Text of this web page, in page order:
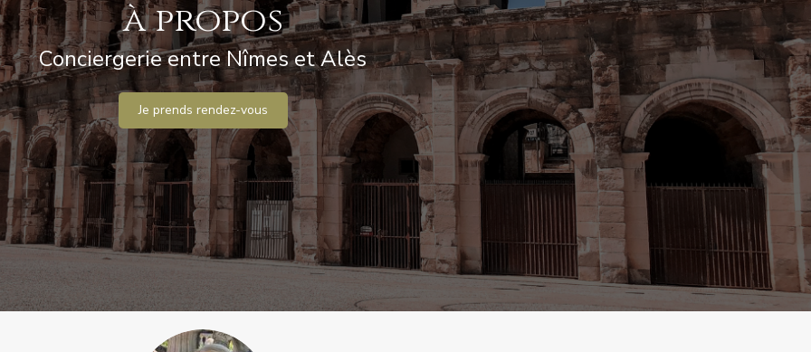
à propos
Conciergerie entre Nîmes et Alès
Je prends rendez-vous